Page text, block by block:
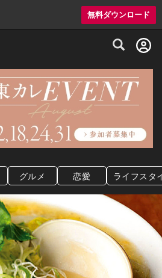
無料ダウンロード
グルメ情報・プレミアムレストラン予約
グルメ 恋愛 ライフスタ